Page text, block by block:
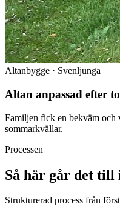
Altanbygge · Svenljunga
Altan anpassad efter
Familjen fick en bekväm och
sommarkvällar.
Processen
Så här går det till
Strukturerad process från